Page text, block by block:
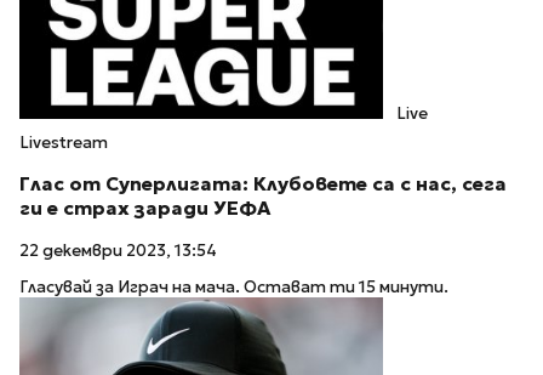
Live
Livestream
Глас от Суперлигата: Клубовете са с нас, сега
ги е страх заради УЕФА
22 декември 2023, 13:54
Гласувай за Играч на мача. Остават ти 15 минути.